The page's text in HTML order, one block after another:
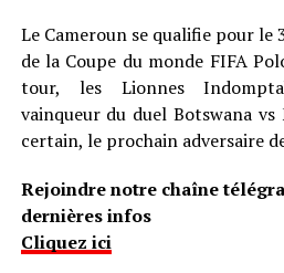
Le Cameroun se qualifie pour le
de la Coupe du monde FIFA
tour, les Lionnes
vainqueur du duel Botswana vs
certain, le prochain adversaire
Rejoindre notre chaîne
dernières infos
Cliquez ici